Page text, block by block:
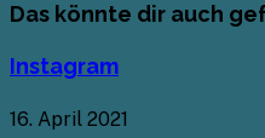
Das könnte dir auch
Instagram
16. April 2021